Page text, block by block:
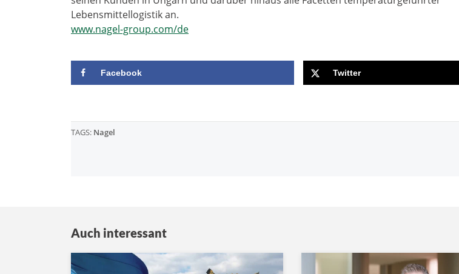
Lebensmittellogistik an.
www.nagel-group.com/de
Facebook Twitter
TAGS: Nagel
Auch interessant